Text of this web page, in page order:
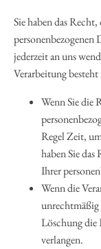
Sie haben das
personenbezogenen
jederzeit an uns
Verarbeitung
Wenn Sie die
Regel Zeit,
haben Sie
Ihrer
Wenn die
unrechtmäßig
Löschung die
verlangen.